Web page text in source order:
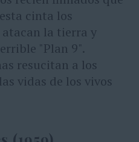
cinta los
la tierra y
"Plan 9".
resucitan a los
vidas de los vivos